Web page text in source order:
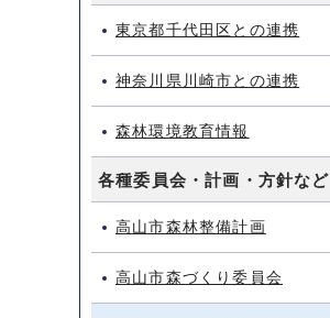
東京都千代田区との連携
神奈川県川崎市との連携
森林環境教育情報
各種委員会・計画・方針など
高山市森林整備計画
高山市森づくり委員会